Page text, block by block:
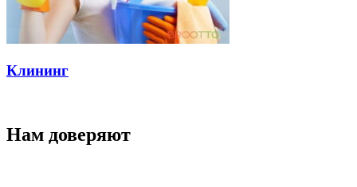
Клининг
Нам доверяют